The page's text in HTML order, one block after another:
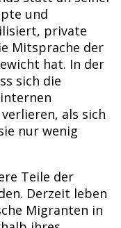
und
private
Mitsprache der
hat. In der
sich die
als sich
nur wenig
Teile der
Derzeit leben
Migranten in